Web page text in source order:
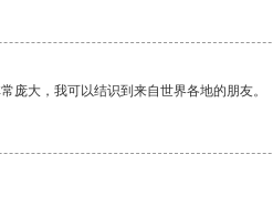
庞大，我可以结识到来自世界各地的朋友。